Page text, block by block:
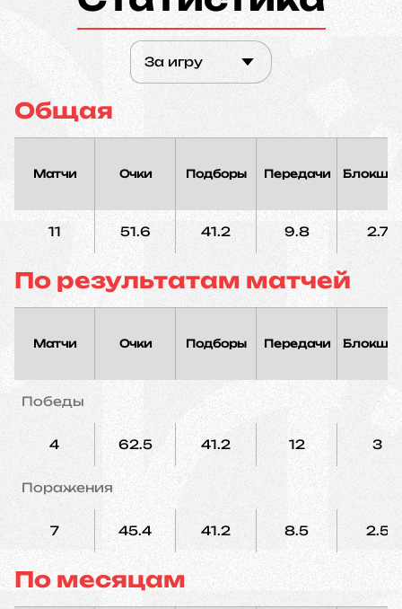
За игру
Общая
Матчи Очки Подборы Передачи
11 51.6 41.2 9.8 2.7
По результатам матчей
Матчи Очки Подборы Передачи
Победы
4 62.5 41.2 12 3
Поражения
7 45.4 41.2 8.5 2.5
По месяцам